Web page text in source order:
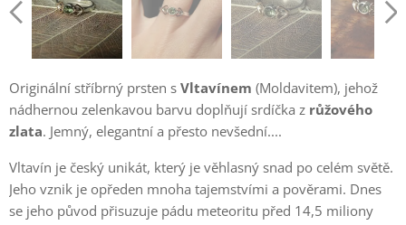
Originální stříbrný prsten s Vltavínem (Moldavitem), jehož
nádhernou zelenkavou barvu doplňují srdíčka z růžového
zlata. Jemný, elegantní a přesto nevšední....
Vltavín je český unikát, který je věhlasný snad po celém světě.
Jeho vznik je opředen mnoha tajemstvími a pověrami. Dnes
se jeho původ přisuzuje pádu meteoritu před 14,5 miliony